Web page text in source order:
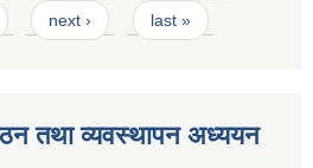
next › last »
तथा व्यवस्थापन अध्ययन